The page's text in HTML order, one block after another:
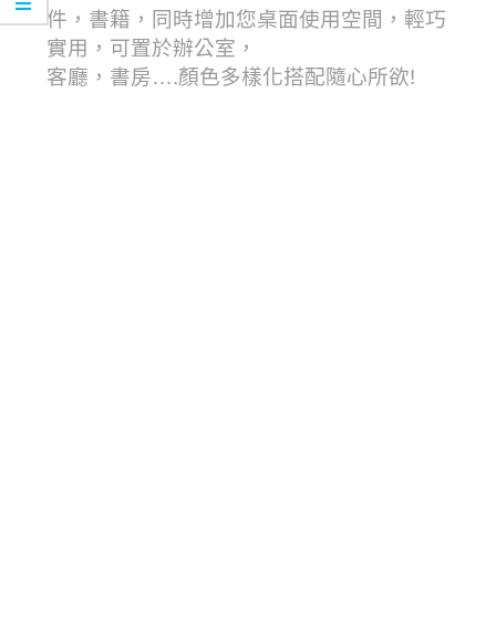
件，書籍，同時增加您桌面使用空間，輕巧
實用，可置於辦公室，
客廳，書房….顏色多樣化搭配隨心所欲!